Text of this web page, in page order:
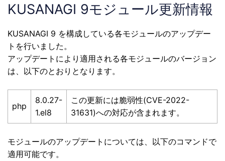
KUSANAGI 9モジュール更新情報
KUSANAGI 9 を構成している各モジュールのアップデー
トを行いました。
アップデートにより適用される各モジュールのバージョン
は、以下のとおりとなります。
php
8.0.27-
1.el8
この更新には脆弱性(CVE-2022-
31631)への対応が含まれます。
モジュールのアップデートについては、以下のコマンドで
適用可能です。